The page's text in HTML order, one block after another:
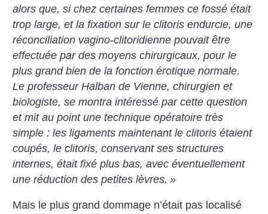
alors que, si chez certaines femmes ce fossé était
trop large, et la fixation sur le clitoris endurcie, une
réconciliation vagino-clitoridienne pouvait être
effectuée par des moyens chirurgicaux, pour le
plus grand bien de la fonction érotique normale.
Le professeur Halban de Vienne, chirurgien et
biologiste, se montra intéressé par cette question
et mit au point une technique opératoire très
simple : les ligaments maintenant le clitoris étaient
coupés, le clitoris, conservant ses structures
internes, était fixé plus bas, avec éventuellement
une réduction des petites lèvres. »
Mais le plus grand dommage n’était pas localisé